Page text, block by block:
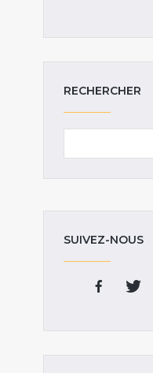
RECHERCHER
SUIVEZ-NOUS